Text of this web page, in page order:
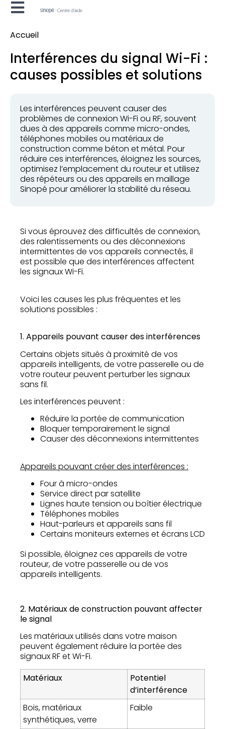
Accueil
Interférences du signal Wi-Fi :
causes possibles et solutions
Les interférences peuvent causer des
problèmes de connexion Wi-Fi ou RF, souvent
dues à des appareils comme micro-ondes,
téléphones mobiles ou matériaux de
construction comme béton et métal. Pour
réduire ces interférences, éloignez les sources,
optimisez l’emplacement du routeur et utilisez
des répéteurs ou des appareils en maillage
Sinopé pour améliorer la stabilité du réseau.
Si vous éprouvez des difficultés de connexion,
des ralentissements ou des déconnexions
intermittentes de vos appareils connectés, il
est possible que des interférences affectent
les signaux Wi-Fi.
Voici les causes les plus fréquentes et les
solutions possibles :
1. Appareils pouvant causer des interférences
Certains objets situés à proximité de vos
appareils intelligents, de votre passerelle ou de
votre routeur peuvent perturber les signaux
sans fil.
Les interférences peuvent :
Réduire la portée de communication
Bloquer temporairement le signal
Causer des déconnexions intermittentes
Appareils pouvant créer des interférences :
Four à micro-ondes
Service direct par satellite
Lignes haute tension ou boîtier électrique
Téléphones mobiles
Haut-parleurs et appareils sans fil
Certains moniteurs externes et écrans LCD
Si possible, éloignez ces appareils de votre
routeur, de votre passerelle ou de vos
appareils intelligents.
2. Matériaux de construction pouvant affecter
le signal
Les matériaux utilisés dans votre maison
peuvent également réduire la portée des
signaux RF et Wi-Fi.
Matériaux
Potentiel
d’interférence
Bois, matériaux
synthétiques, verre
Faible